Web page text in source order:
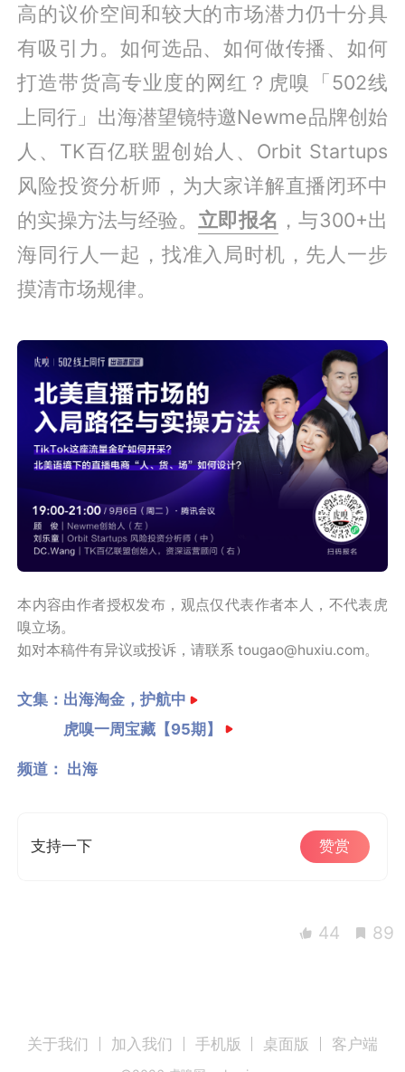
高的议价空间和较大的市场潜力仍十分具
有吸引力。如何选品、如何做传播、如何
打造带货高专业度的网红？虎嗅「502线
上同行」出海潜望镜特邀Newme品牌创始
人、TK百亿联盟创始人、Orbit Startups
风险投资分析师，为大家详解直播闭环中
的实操方法与经验。 立即报名 ，与300+出
海同行人一起，找准入局时机，先人一步
摸清市场规律。
本内容由作者授权发布，观点仅代表作者本人，不代表虎
嗅立场。
如对本稿件有异议或投诉，请联系 tougao@huxiu.com。
文集： 出海淘金，护航中
虎嗅一周宝藏【95期】
频道： 出海
支持一下 赞赏
44 89
关于我们 加入我们 手机版 桌面版 客户端